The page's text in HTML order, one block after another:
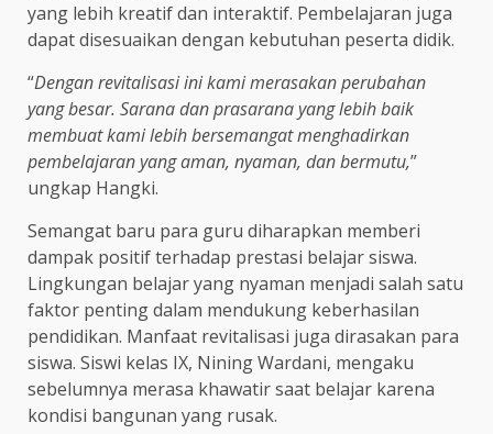
yang lebih kreatif dan interaktif. Pembelajaran juga
dapat disesuaikan dengan kebutuhan peserta didik.
“Dengan revitalisasi ini kami merasakan perubahan
yang besar. Sarana dan prasarana yang lebih baik
membuat kami lebih bersemangat menghadirkan
pembelajaran yang aman, nyaman, dan bermutu,”
ungkap Hangki.
Semangat baru para guru diharapkan memberi
dampak positif terhadap prestasi belajar siswa.
Lingkungan belajar yang nyaman menjadi salah satu
faktor penting dalam mendukung keberhasilan
pendidikan. Manfaat revitalisasi juga dirasakan para
siswa. Siswi kelas IX, Nining Wardani, mengaku
sebelumnya merasa khawatir saat belajar karena
kondisi bangunan yang rusak.